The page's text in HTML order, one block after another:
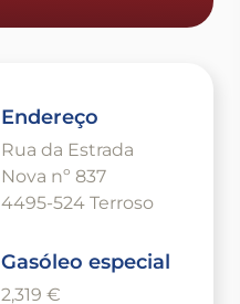
Endereço
Rua da Estrada
Nova nº 837
4495-524 Terroso
Gasóleo especial
2,319 €